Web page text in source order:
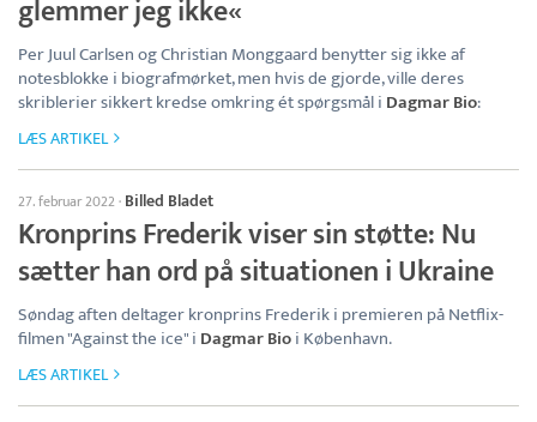
glemmer jeg ikke«
Per Juul Carlsen og Christian Monggaard benytter sig ikke af
notesblokke i biografmørket, men hvis de gjorde, ville deres
skriblerier sikkert kredse omkring ét spørgsmål i Dagmar Bio:
LÆS ARTIKEL
27. februar 2022· Billed Bladet
Kronprins Frederik viser sin støtte: Nu
sætter han ord på situationen i Ukraine
Søndag aften deltager kronprins Frederik i premieren på Netflix-
filmen "Against the ice" i Dagmar Bioi København.
LÆS ARTIKEL